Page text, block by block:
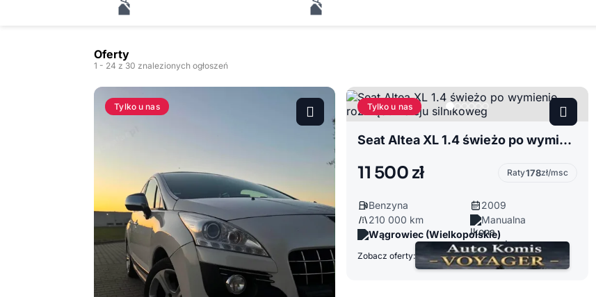
Oferty
1 - 24 z 30 znalezionych ogłoszeń
Tylko u nas Tylko u nas
Seat Altea XL 1.4 świeżo po wymienię rozrządu i oleju silnikoweg
11 500 zł Raty178zł/msc
Benzyna
2009
210 000 km
Manualna
Wągrowiec (Wielkopolskie)
Zobacz oferty: